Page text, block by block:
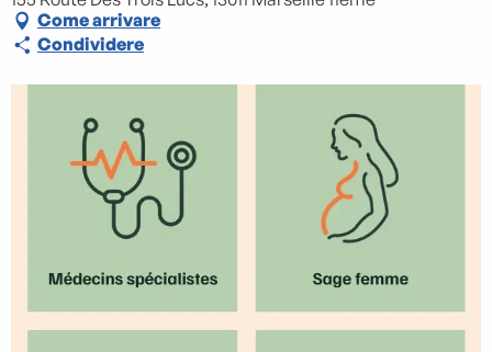
Come arrivare
Condividere